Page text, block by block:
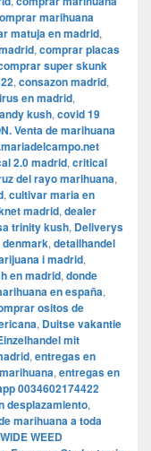
marihuana
matuja en madrid,
, comprar placas
super skunk
, consazon madrid,
en madrid,
kush, covid 19
Venta de marihuana
2.0 madrid, critical
del rayo marihuana,
, cultivar maria en
madrid, dealer
trinity kush, Deliverys
denmark, detailhandel
i madrid,
en madrid, donde
en españa,
ositos de
, Duitse vakantie
mit
, entregas en
, entregas en
0034602174422
desplazamiento,
marihuana a toda
WEED